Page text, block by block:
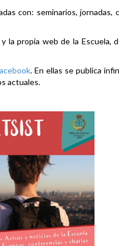
con: seminarios, jornadas,
propia web de la Escuela,
. En ellas se publica
actuales.